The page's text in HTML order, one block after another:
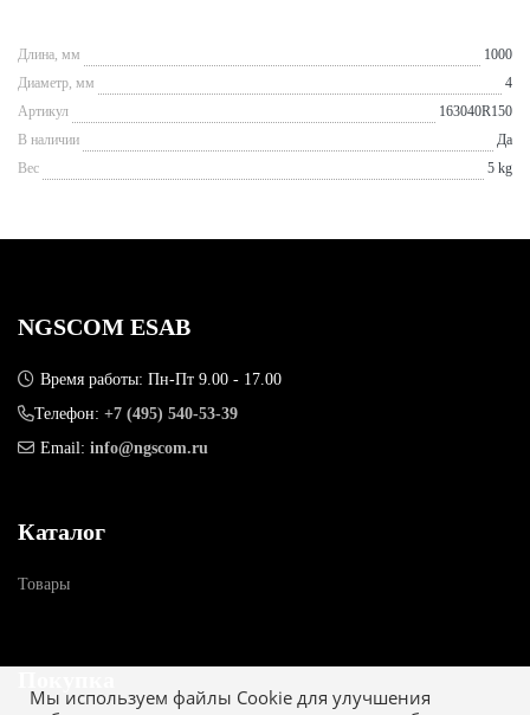
Длина, мм
1000
Диаметр, мм
4
Артикул
163040R150
В наличии
Да
Вес
5 kg
Мы используем файлы Cookie для улучшения
NGSCOM ESAB
Время работы: Пн-Пт 9.00 - 17.00
Телефон: +7 (495) 540-53-39
Email: info@ngscom.ru
Каталог
Товары